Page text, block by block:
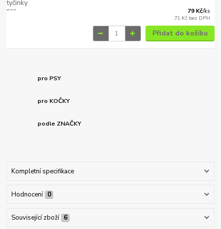
79 Kč/ks
71 Kč bez DPH
Přidat do košíku
pro PSY
pro KOČKY
podle ZNAČKY
Kompletní specifikace
Hodnocení 0
Související zboží 6